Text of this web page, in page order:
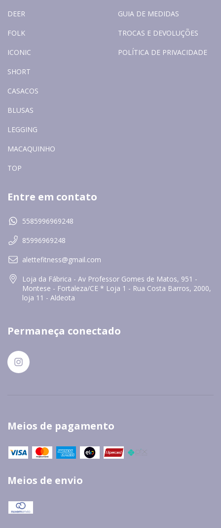
DEER
FOLK
ICONIC
SHORT
CASACOS
BLUSAS
LEGGING
MACAQUINHO
TOP
GUIA DE MEDIDAS
TROCAS E DEVOLUÇÕES
POLÍTICA DE PRIVACIDADE
Entre em contato
5585996969248
85996969248
alettefitness@gmail.com
Loja da Fábrica - Av Professor Gomes de Matos, 951 -
Montese - Fortaleza/CE * Loja 1 - Rua Costa Barros, 2000,
loja 11 - Aldeota
Permaneça conectado
Meios de pagamento
Meios de envio